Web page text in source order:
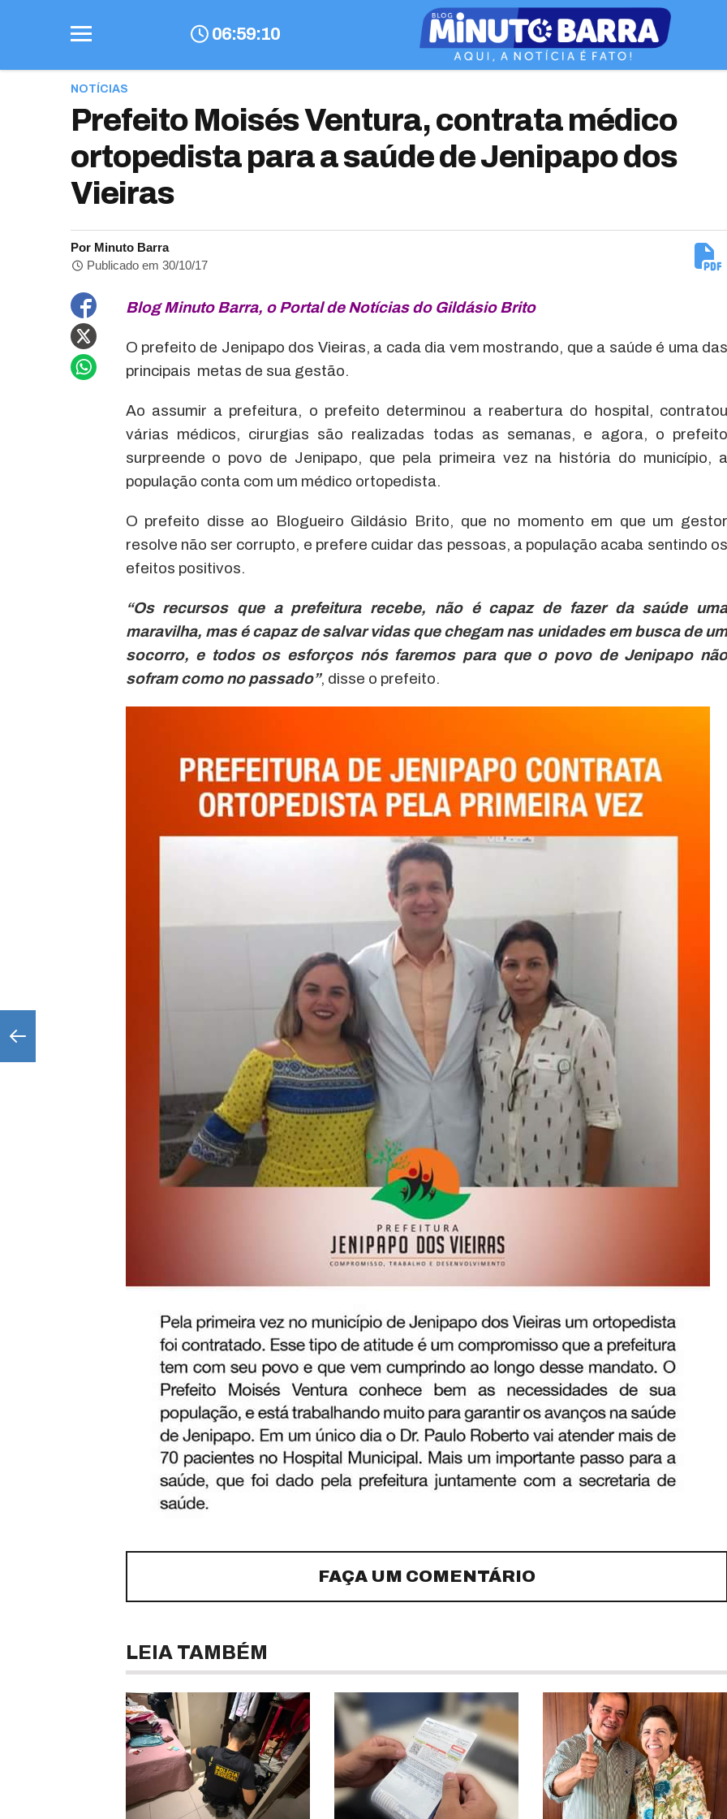
06:59:10
NOTÍCIAS
Prefeito Moisés Ventura, contrata médico
ortopedista para a saúde de Jenipapo dos
Vieiras
Por Minuto Barra
Publicado em 30/10/17
Blog Minuto Barra, o Portal de Notícias do Gildásio Brito
O prefeito de Jenipapo dos Vieiras, a cada dia vem mostrando, que a saúde é uma das
principais metas de sua gestão.
Ao assumir a prefeitura, o prefeito determinou a reabertura do hospital, contratou
várias médicos, cirurgias são realizadas todas as semanas, e agora, o prefeito
surpreende o povo de Jenipapo, que pela primeira vez na história do município, a
população conta com um médico ortopedista.
O prefeito disse ao Blogueiro Gildásio Brito, que no momento em que um gestor
resolve não ser corrupto, e prefere cuidar das pessoas, a população acaba sentindo os
efeitos positivos.
“Os recursos que a prefeitura recebe, não é capaz de fazer da saúde uma
maravilha, mas é capaz de salvar vidas que chegam nas unidades em busca de um
socorro, e todos os esforços nós faremos para que o povo de Jenipapo não
sofram como no passado”, disse o prefeito.
FAÇA UM COMENTÁRIO
LEIA TAMBÉM